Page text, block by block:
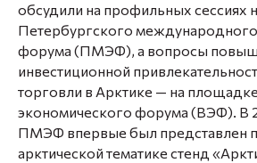
обсудили на профильных сессиях
Петербургского
форума (ПМЭФ), а вопросы
инвестиционной
торговли в Арктике — на
экономического форума (ВЭФ). В
ПМЭФ впервые был представлен
арктической тематике стенд